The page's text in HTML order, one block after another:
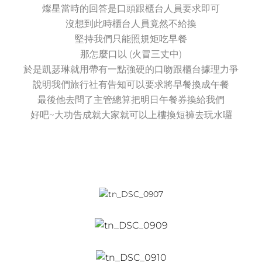
燦星當時的回答是口頭跟櫃台人員要求即可
沒想到此時櫃台人員竟然不給換
堅持我們只能照規矩吃早餐
那怎麼口以 (火冒三丈中)
於是凱瑟琳就用帶有一點強硬的口吻跟櫃台據理力爭
說明我們旅行社有告知可以要求將早餐換成午餐
最後他去問了主管總算把明日午餐券換給我們
好吧~大功告成就大家就可以上樓換短褲去玩水囉